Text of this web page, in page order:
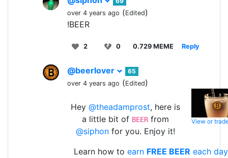
over 4 years ago (Edited)
!BEER
2 0 0.729 MEME Reply
@beerlover
65
over 4 years ago (Edited)
View or
Hey @theadamprost, here is
a little bit of BEERfrom
@siphonfor you. Enjoy it!
Learn how to earn FREE BEER each